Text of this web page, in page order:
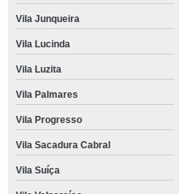
Vila Junqueira
Vila Lucinda
Vila Luzita
Vila Palmares
Vila Progresso
Vila Sacadura Cabral
Vila Suíça